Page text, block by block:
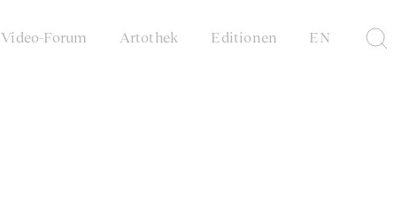
Video-Forum Artothek Editionen EN